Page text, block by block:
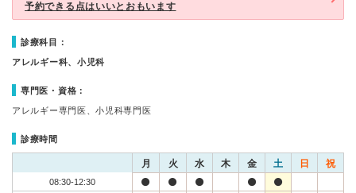
予約できる点はいいとおもいます
診療科目：
アレルギー科、小児科
専門医・資格：
アレルギー専門医、小児科専門医
診療時間
月 火 水 木 金 土 日 祝
08:30-12:30